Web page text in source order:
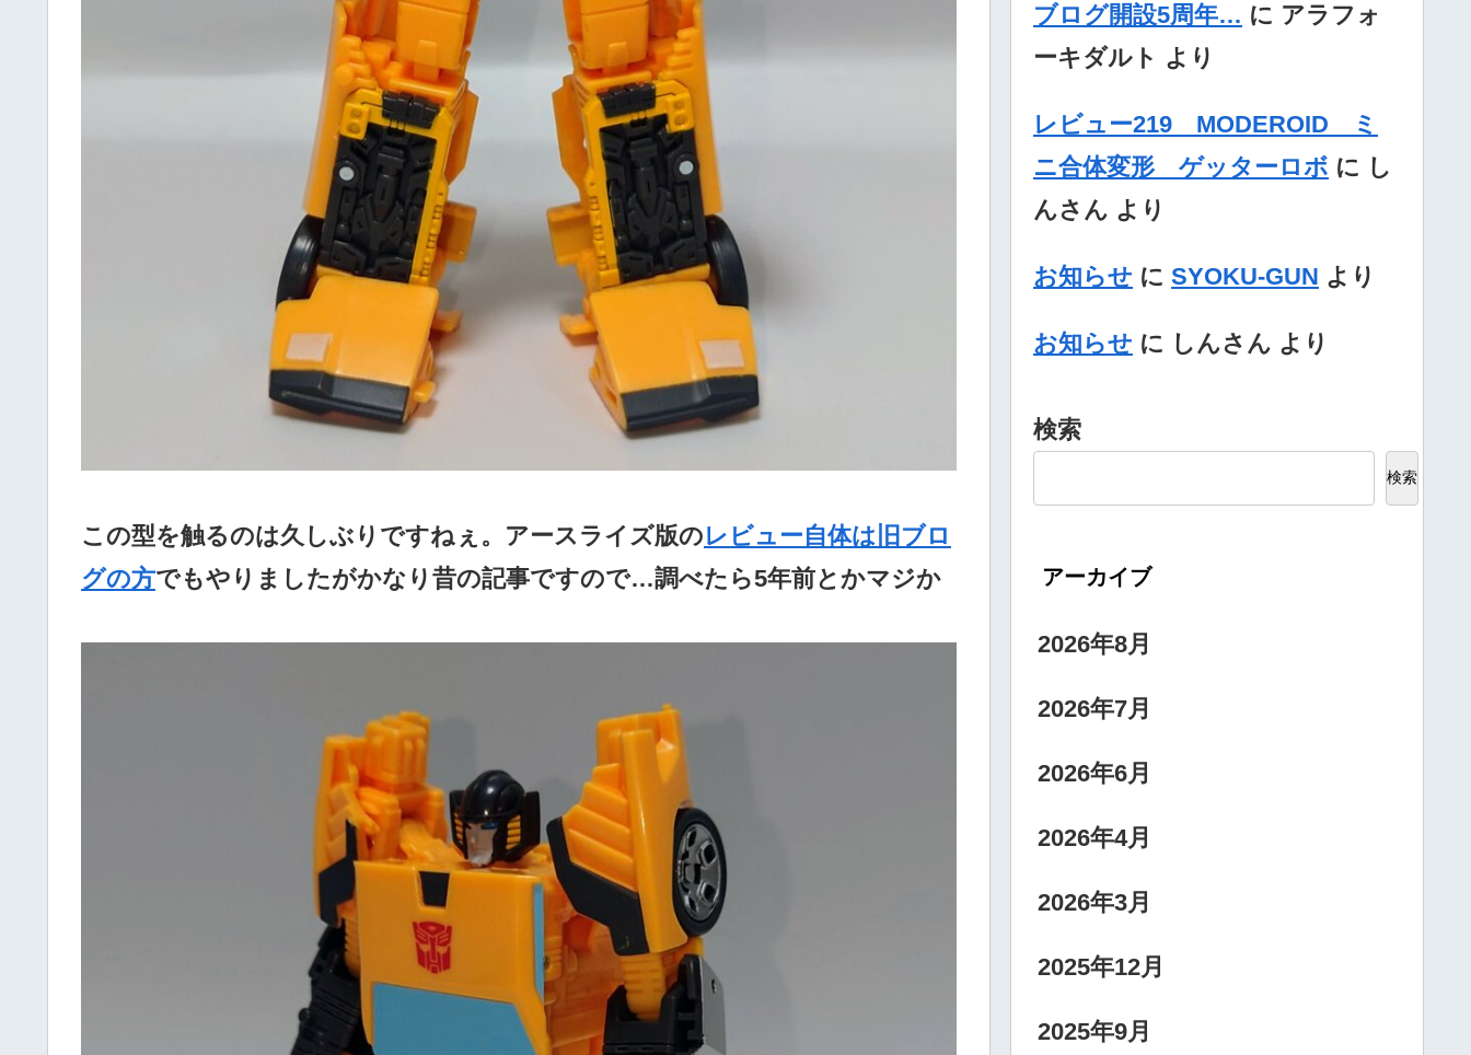
この型を触るのは久しぶりですねぇ。アースライズ版のレビュー自体は旧ブロ
グの方でもやりましたがかなり昔の記事ですので…調べたら5年前とかマジか
ブログ開設5周年… に アラフォ
ーキダルト より
レビュー219 MODEROID ミ
ニ合体変形 ゲッターロボ に し
んさん より
お知らせ に SYOKU-GUN より
お知らせ に しんさん より
検索
検索
アーカイブ
2026年8月
2026年7月
2026年6月
2026年4月
2026年3月
2025年12月
2025年9月